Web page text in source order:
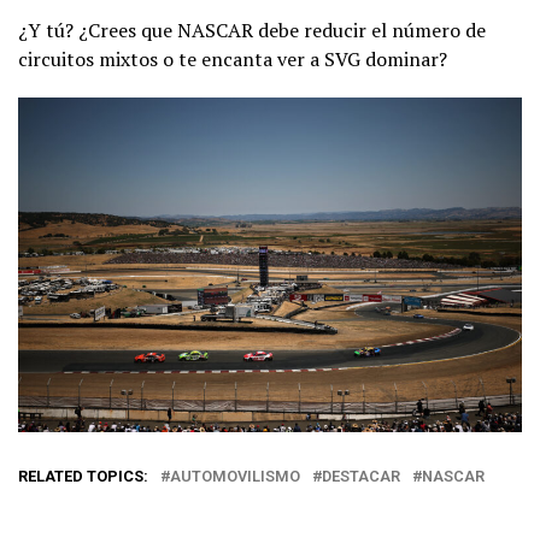
¿Y tú? ¿Crees que NASCAR debe reducir el número de
circuitos mixtos o te encanta ver a SVG dominar?
RELATED TOPICS: AUTOMOVILISMO DESTACAR NASCAR